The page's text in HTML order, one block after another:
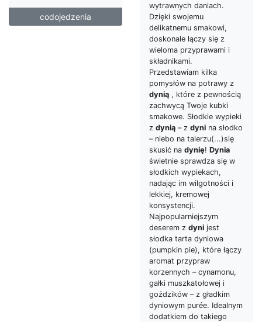
codojedzenia
wytrawnych daniach.
Dzięki swojemu
delikatnemu smakowi,
doskonale łączy się z
wieloma przyprawami i
składnikami.
Przedstawiam kilka
pomysłów na potrawy z
dynią , które z pewnością
zachwycą Twoje kubki
smakowe. Słodkie wypieki
z dynią – z dyni na słodko
– niebo na talerzu(...)się
skusić na dynię! Dynia
świetnie sprawdza się w
słodkich wypiekach,
nadając im wilgotności i
lekkiej, kremowej
konsystencji.
Najpopularniejszym
deserem z dyni jest
słodka tarta dyniowa
(pumpkin pie), które łączy
aromat przypraw
korzennych – cynamonu,
gałki muszkatołowej i
goździków – z gładkim
dyniowym purée. Idealnym
dodatkiem do takiego